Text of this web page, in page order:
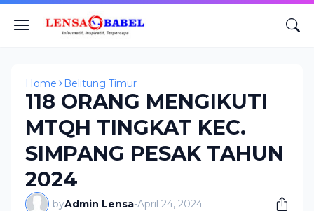
Home Belitung Timur
118 ORANG MENGIKUTI
MTQH TINGKAT KEC.
SIMPANG PESAK TAHUN
2024
byAdmin Lensa-April 24, 2024